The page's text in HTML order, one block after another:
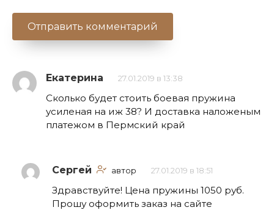
Екатерина 27.01.2019 в 13:38
Сколько будет стоить боевая пружина
усиленая на иж 38? И доставка наложеным
платежом в Пермский край
Сергей автор 27.01.2019 в 18:51
Здравствуйте! Цена пружины 1050 руб.
Прошу оформить заказ на сайте